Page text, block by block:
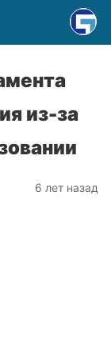
из-за
6 лет назад